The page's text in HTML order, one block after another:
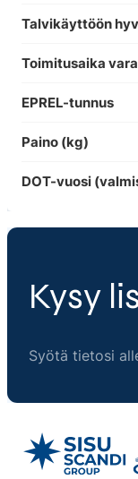
Talvikäyttöön
Toimitusaika
EPREL-tunnus
Paino (kg)
DOT-vuosi
Kysy
Syötä tietosi